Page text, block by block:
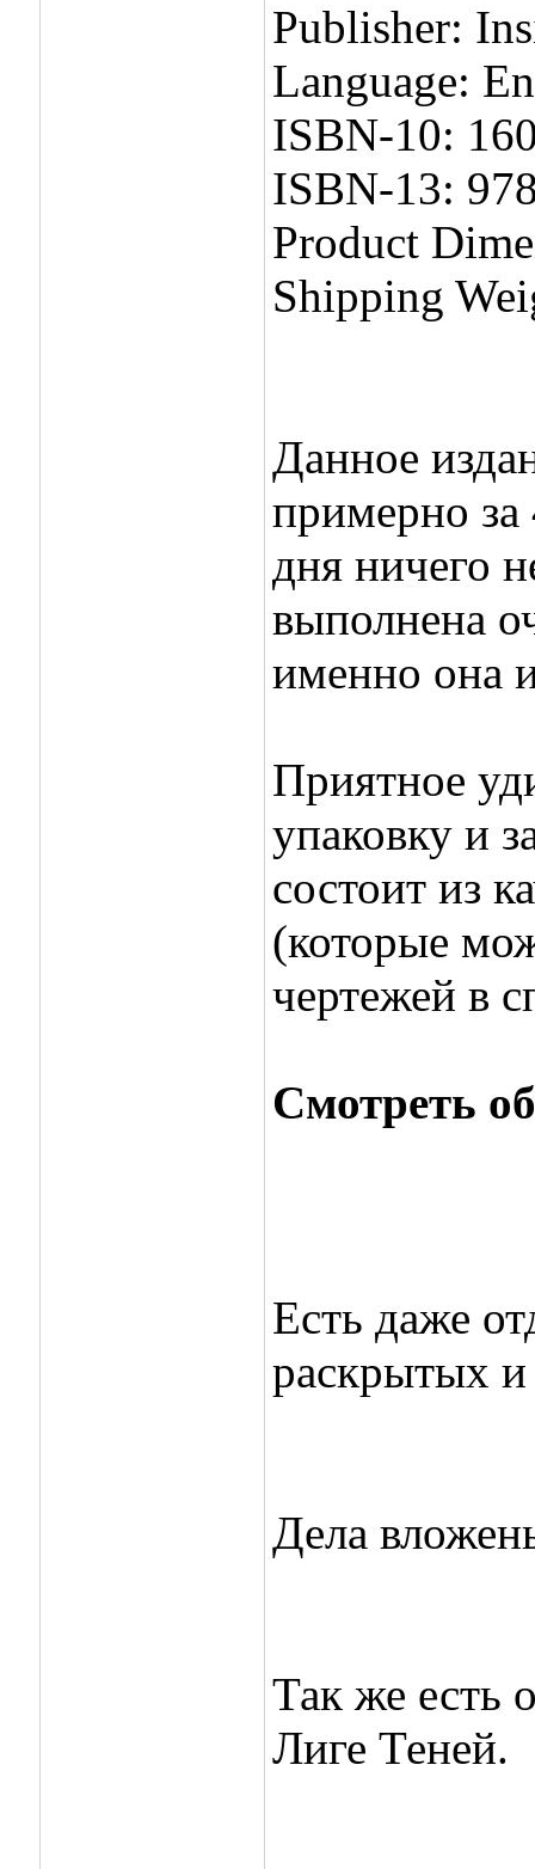
Publisher:
Language:
ISBN-10:
ISBN-13:
Product
Shipping
Данное
примерно за
дня ничего
выполнена
именно она
Приятное
упаковку и
состоит из
(которые
чертежей в
Смотреть
Есть даже
раскрытых
Дела
Так же есть
Лиге Теней.